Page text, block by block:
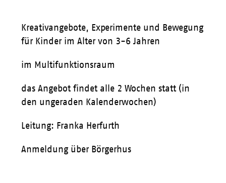
Kreativangebote, Experimente und Bewegung
für Kinder im Alter von 3-6 Jahren
im Multifunktionsraum
das Angebot findet alle 2 Wochen statt (in
den ungeraden Kalenderwochen)
Leitung: Franka Herfurth
Anmeldung über Börgerhus